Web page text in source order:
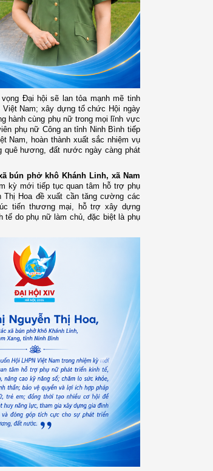
Đại hội sẽ lan tỏa mạnh mẽ tinh
Nam; xây dựng tổ chức Hội ngày
hành cùng phụ nữ trong mọi lĩnh vực
phụ nữ Công an tỉnh Ninh Bình tiếp
Nam, hoàn thành xuất sắc nhiệm vụ
hương, đất nước ngày càng phát
bún phở khô Khánh Linh, xã Nam
kỳ mới tiếp tục quan tâm hỗ trợ phụ
Hoa đề xuất cần tăng cường các
tiến thương mại, hỗ trợ xây dựng
do phụ nữ làm chủ, đặc biệt là phụ